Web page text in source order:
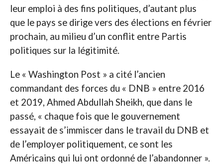
leur emploi à des fins politiques, d’autant plus
que le pays se dirige vers des élections en février
prochain, au milieu d’un conflit entre Partis
politiques sur la légitimité.
Le « Washington Post » a cité l’ancien
commandant des forces du « DNB » entre 2016
et 2019, Ahmed Abdullah Sheikh, que dans le
passé, « chaque fois que le gouvernement
essayait de s’immiscer dans le travail du DNB et
de l’employer politiquement, ce sont les
Américains qui lui ont ordonné de l’abandonner ».